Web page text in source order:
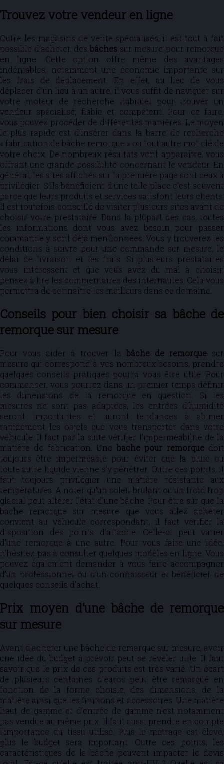
Trouvez votre vendeur en ligne
Outre les magasins de vente spécialisés, il est tout à fait
possible d’acheter des bâches sur mesure pour remorque
en ligne. Cette option offre même des avantages
indéniables, notamment une économie importante sur
les frais de déplacement. En effet, au lieu de vous
déplacer d’un lieu à un autre, il vous suffit de naviguer sur
votre moteur de recherche habituel pour trouver un
vendeur spécialisé, fiable et compétent. Pour ce faire,
vous pouvez procéder de différentes manières. Le moyen
le plus rapide est d’insérer dans la barre de recherche
« fabrication de bâche remorque » ou tout autre mot clé de
votre choix. De nombreux résultats vont apparaître, vous
offrant une grande possibilité concernant le vendeur. En
général, les sites affichés sur la première page sont ceux à
privilégier. S’ils bénéficient d’une telle place c’est souvent
parce que leurs produits et services satisfont leurs clients.
Il est toutefois conseillé de visiter plusieurs sites avant de
choisir votre prestataire. Dans la plupart des cas, toutes
les informations dont vous avez besoin pour passer
commande y sont déjà mentionnées. Vous y trouverez les
conditions à suivre pour une commande sur mesure, le
délai de livraison et les frais. Si plusieurs prestataires
vous intéressent et que vous avez du mal à choisir,
pensez à lire les commentaires des internautes. Cela vous
permettra de connaître les meilleurs dans ce domaine.
Conseils pour bien choisir sa bâche de
remorque sur mesure
Pour vous aider à trouver la bâche de remorquesur
mesure qui correspond à vos nombreux besoins, prendre
quelques conseils pratiques pourra vous être utile. Pour
commencer, vous pourrez dans un premier temps définir
les dimensions de la remorque en question. Si les
mesures ne sont pas adaptées, les entrées d’humidité
seront importantes et auront tendances à abimer
rapidement les objets que vous transporter dans votre
véhicule. Il faut par la suite vérifier l’imperméabilité de la
matière de fabrication. Une bache pour remorquedoit
toujours être imperméable pour éviter que la pluie ou
toute autre liquide vienne s’y pénétrer. Outre ces points, il
faut toujours privilégier une matière résistante aux
températures. A noter qu’un soleil brulant ou un froid trop
glacial peut altérer l’état d’une bâche. Pour être sûr que la
bache remorque sur mesure que vous allez acheter
convient au véhicule correspondant, il faut vérifier la
disposition des points d’attache. Celle-ci peut varier
d’une remorque à une autre. Pour vous faire une idée,
n’hésitez pas à consulter quelques modèles en ligne. Vous
pouvez également demander à vous faire accompagner
d’un professionnel ou d’un connaisseur et bénéficier de
quelques conseils d’achat.
Prix moyen d’une bâche de remorque
sur mesure
Avant d’acheter une bâche de remarque sur mesure, avoir
une idée du budget à prévoir peut se révéler utile. Il faut
savoir que le prix de ces produits est très varié. Un écart
de plusieurs centaines d’euros peut être remarqué en
fonction de la forme choisie, des dimensions, de la
matière ainsi que les finitions et accessoires. Une matière
haut de gamme et d’entrée de gamme n’est notamment
pas vendue au même prix. Il faut aussi prendre en compte
l’importance du tissu utilisé. Plus le métrage est élevé,
plus le budget sera important. Outre ces points, les
caractéristiques de la bâche peuvent impacter le devis